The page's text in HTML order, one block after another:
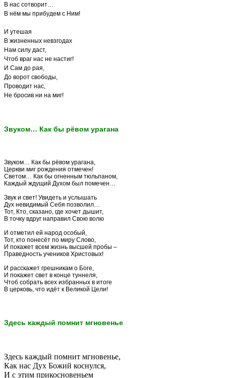
В нас сотворит…
В нём мы прибудем с Ним!
И утешая
В жизненных невзгодах
Нам силу даст,
Чтоб враг нас не настиг!
И Сам до рая,
До ворот свободы,
Проводит нас,
Не бросив ни на миг!
Звуком… Как бы рёвом урагана
Звуком… Как бы рёвом урагана,
Церкви миг рождения отмечен!
Светом… Как бы огненным тюльпаном,
Каждый ждущий Духом был помечен…
Звук и свет! Увидеть и услышать
Дух невидимый Себя позволил…
Тот, Кто, сказано, где хочет дышит,
В точку вдруг направил Свою волю
И отметил ей народ особый,
Тот, кто понесёт по миру Слово,
И покажет всем жизнь высшей пробы –
Праведность учеников Христовых!
И расскажет грешникам о Боге,
И покажет свет в конце туннеля,
Чтоб собрать всех избранных в итоге
В церковь, что идёт к Великой Цели!
Здесь каждый помнит мгновенье
Здесь каждый помнит мгновенье,
Как нас Дух Божий коснулся,
И с этим прикосновеньем